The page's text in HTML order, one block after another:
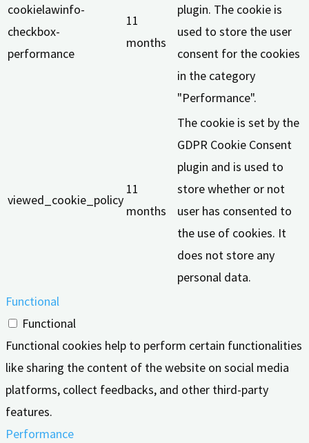
cookielawinfo-
checkbox-
performance
11
months
plugin. The cookie is
used to store the user
consent for the cookies
in the category
"Performance".
viewed_cookie_policy
11
months
The cookie is set by the
GDPR Cookie Consent
plugin and is used to
store whether or not
user has consented to
the use of cookies. It
does not store any
personal data.
Functional
Functional
Functional cookies help to perform certain functionalities
like sharing the content of the website on social media
platforms, collect feedbacks, and other third-party
features.
Performance